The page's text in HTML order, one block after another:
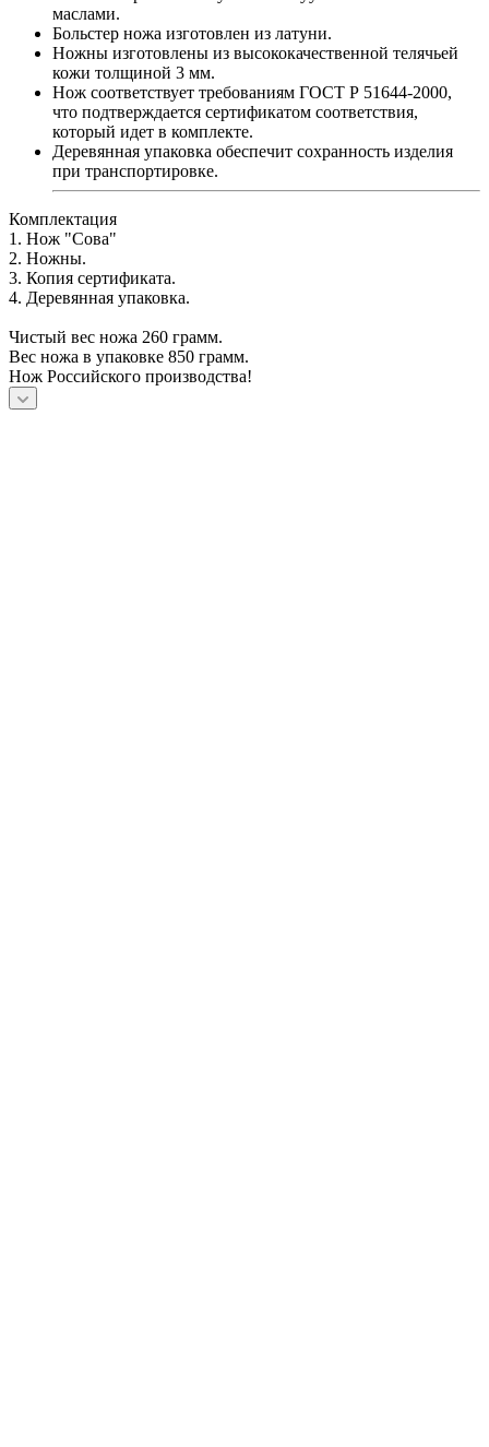
маслами.
Больстер ножа изготовлен из латуни.
Ножны изготовлены из высококачественной телячьей
кожи толщиной 3 мм.
Нож соответствует требованиям ГОСТ Р 51644-2000,
что подтверждается сертификатом соответствия,
который идет в комплекте.
Деревянная упаковка обеспечит сохранность изделия
при транспортировке.
Комплектация
1. Нож "Сова"
2. Ножны.
3. Копия сертификата.
4. Деревянная упаковка.
Чистый вес ножа 260 грамм.
Вес ножа в упаковке 850 грамм.
Нож Российского производства!